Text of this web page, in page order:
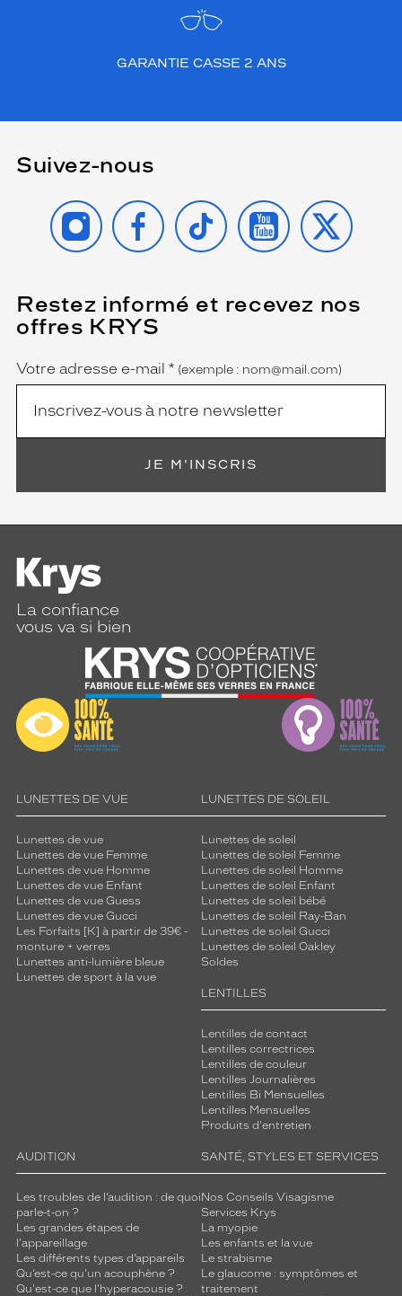
GARANTIE CASSE 2 ANS
Suivez-nous
INSTAGRAMFACEBOOK
TIKTOK YOUTUBE
X
Restez informé et recevez nos
offres KRYS
Name
Votre adresse e-mail *
(Ce
champ
est
obligatoire)
(exemple : nom@mail.com)
JE M'INSCRIS
La confiance
vous va si bien
LUNETTES DE VUE
Lunettes de vue
Lunettes de vue Femme
Lunettes de vue Homme
Lunettes de vue Enfant
Lunettes de vue Guess
Lunettes de vue Gucci
Les Forfaits [K] à partir de 39€ -
monture + verres
Lunettes anti-lumière bleue
Lunettes de sport à la vue
LUNETTES DE SOLEIL
Lunettes de soleil
Lunettes de soleil Femme
Lunettes de soleil Homme
Lunettes de soleil Enfant
Lunettes de soleil bébé
Lunettes de soleil Ray-Ban
Lunettes de soleil Gucci
Lunettes de soleil Oakley
Soldes
LENTILLES
Lentilles de contact
Lentilles correctrices
Lentilles de couleur
Lentilles Journalières
Lentilles Bi Mensuelles
Lentilles Mensuelles
Produits d'entretien
AUDITION
Les troubles de l’audition : de quoi
parle-t-on ?
Les grandes étapes de
l'appareillage
Les différents types d’appareils
Qu’est-ce qu'un acouphène ?
Qu'est-ce que l'hyperacousie ?
SANTÉ, STYLES ET SERVICES
Nos Conseils Visagisme
Services Krys
La myopie
Les enfants et la vue
Le strabisme
Le glaucome : symptômes et
traitement